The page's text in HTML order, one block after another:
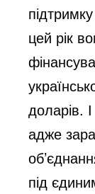
цей рік
доларів.
адже
під